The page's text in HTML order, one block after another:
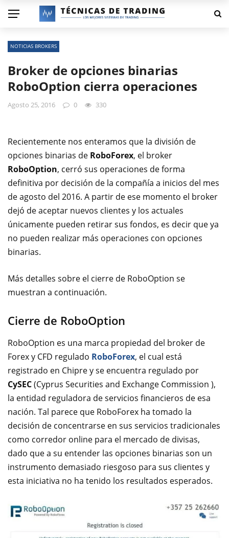
NOTICIAS BROKERS
Broker de opciones binarias
RoboOption cierra operaciones
Agosto 25, 2016 0 330
Recientemente nos enteramos que la división de
opciones binarias de RoboForex, el broker
RoboOption, cerró sus operaciones de forma
definitiva por decisión de la compañía a inicios del mes
de agosto del 2016. A partir de ese momento el broker
dejó de aceptar nuevos clientes y los actuales
únicamente pueden retirar sus fondos, es decir que ya
no pueden realizar más operaciones con opciones
binarias.
Más detalles sobre el cierre de RoboOption se
muestran a continuación.
Cierre de RoboOption
RoboOption es una marca propiedad del broker de
Forex y CFD regulado RoboForex, el cual está
registrado en Chipre y se encuentra regulado por
CySEC(Cyprus Securities and Exchange Commission ),
la entidad reguladora de servicios financieros de esa
nación. Tal parece que RoboForex ha tomado la
decisión de concentrarse en sus servicios tradicionales
como corredor online para el mercado de divisas,
dado que a su entender las opciones binarias son un
instrumento demasiado riesgoso para sus clientes y
esta iniciativa no ha tenido los resultados esperados.